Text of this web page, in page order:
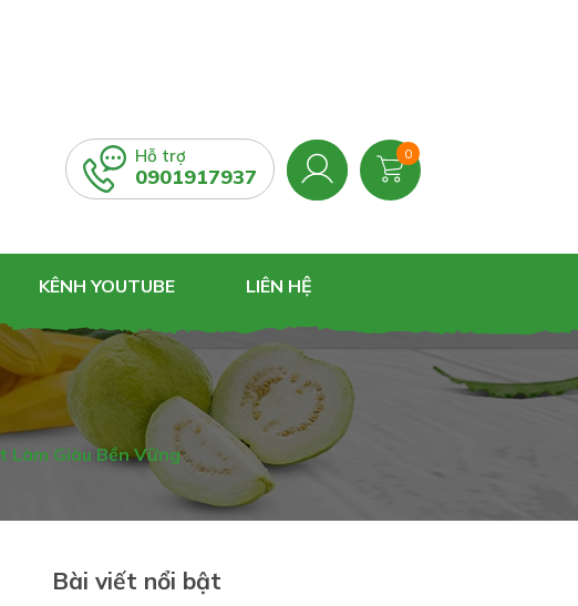
Hỗ trợ
0901917937
0
KÊNH YOUTUBE LIÊN HỆ
Làm Giàu Bền Vững
Bài viết nổi bật